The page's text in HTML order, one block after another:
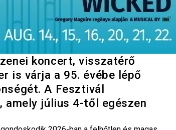
koncert, visszatérő
is várja a 95. évébe lépő
A Fesztivál
július 4-től egészen